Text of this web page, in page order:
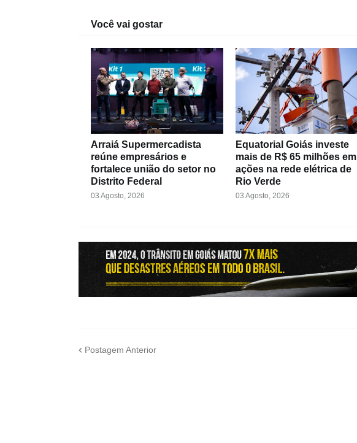
Você vai gostar
Arraiá Supermercadista
reúne empresários e
fortalece união do setor no
Distrito Federal
03 Agosto, 2026
Equatorial Goiás investe
mais de R$ 65 milhões em
ações na rede elétrica de
Rio Verde
03 Agosto, 2026
Postagem Anterior